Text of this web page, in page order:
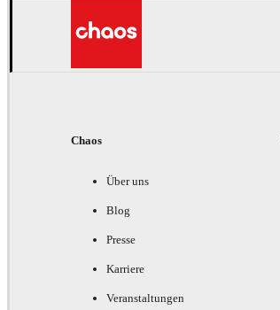
Chaos
Über uns
Blog
Presse
Karriere
Veranstaltungen